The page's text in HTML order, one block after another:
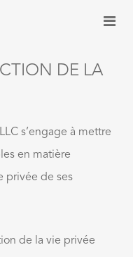
DE LA
s’engage à mettre
en matière
privée de ses
de la vie privée